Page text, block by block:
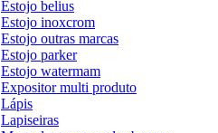
Estojo belius
Estojo inoxcrom
Estojo outras marcas
Estojo parker
Estojo watermam
Expositor multi produto
Lápis
Lapiseiras